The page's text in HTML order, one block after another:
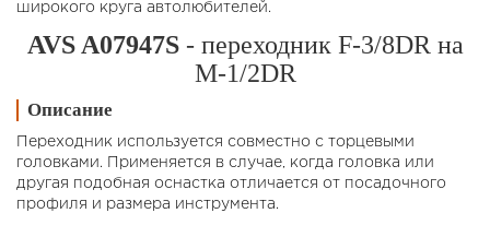
широкого круга автолюбителей.
AVS A07947S- переходник F-3/8DR на
M-1/2DR
Описание
Переходник используется совместно с торцевыми
головками. Применяется в случае, когда головка или
другая подобная оснастка отличается от посадочного
профиля и размера инструмента.